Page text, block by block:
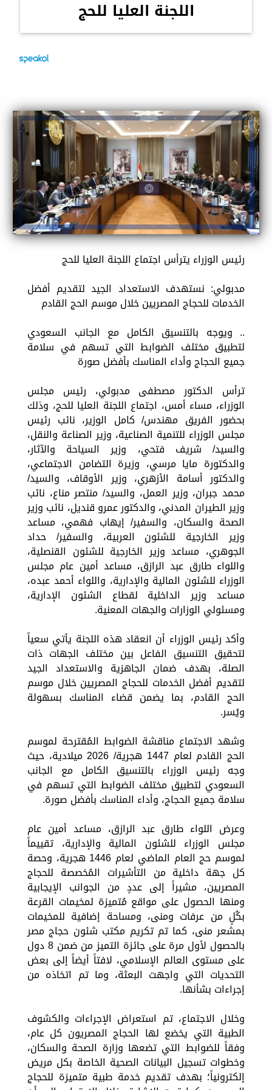
اللجنة العليا للحج
رئيس الوزراء يترأس اجتماع اللجنة العليا للحج
مدبولي: نستهدف الاستعداد الجيد لتقديم أفضل
الخدمات للحجاج المصريين خلال موسم الحج القادم
.. ويوجه بالتنسيق الكامل مع الجانب السعودي
لتطبيق مختلف الضوابط التي تسهم في سلامة
جميع الحجاج وأداء المناسك بأفضل صورة
ترأس الدكتور مصطفى مدبولي، رئيس مجلس
الوزراء، مساء أمس، اجتماع اللجنة العليا للحج، وذلك
بحضور الفريق مهندس/ كامل الوزير، نائب رئيس
مجلس الوزراء للتنمية الصناعية، وزير الصناعة والنقل،
والسيد/ شريف فتحي، وزير السياحة والآثار،
والدكتورة مايا مرسي، وزيرة التضامن الاجتماعي،
والدكتور أسامة الأزهري، وزير الأوقاف، والسيد/
محمد جبران، وزير العمل، والسيد/ منتصر مناع، نائب
وزير الطيران المدني، والدكتور عمرو قنديل، نائب وزير
الصحة والسكان، والسفير/ إيهاب فهمي، مساعد
وزير الخارجية للشئون العربية، والسفير/ حداد
الجوهري، مساعد وزير الخارجية للشئون القنصلية،
واللواء طارق عبد الرازق، مساعد أمين عام مجلس
الوزراء للشئون المالية والإدارية، واللواء أحمد عبده،
مساعد وزير الداخلية لقطاع الشئون الإدارية،
ومسئولي الوزارات والجهات المعنية.
وأكد رئيس الوزراء أن انعقاد هذه اللجنة يأتي سعياً
لتحقيق التنسيق الفاعل بين مختلف الجهات ذات
الصلة، بهدف ضمان الجاهزية والاستعداد الجيد
لتقديم أفضل الخدمات للحجاج المصريين خلال موسم
الحج القادم، بما يضمن قضاء المناسك بسهولة
ويُسر.
وشهد الاجتماع مناقشة الضوابط المُقترحة لموسم
الحج القادم لعام 1447 هجرية/ 2026 ميلادية، حيث
وجه رئيس الوزراء بالتنسيق الكامل مع الجانب
السعودي لتطبيق مختلف الضوابط التي تسهم في
سلامة جميع الحجاج، وأداء المناسك بأفضل صورة.
وعرض اللواء طارق عبد الرازق، مساعد أمين عام
مجلس الوزراء للشئون المالية والإدارية، تقييماً
لموسم حج العام الماضي لعام 1446 هجرية، وحصة
كل جهة داخلية من التأشيرات المُخصصة للحجاج
المصريين، مشيراً إلى عددٍ من الجوانب الإيجابية
ومنها الحصول على مواقع مُتميزة لمخيمات القرعة
بكُلٍ من عرفات ومنى، ومساحة إضافية للمخيمات
بمشعر منى، كما تم تكريم مكتب شئون حجاج مصر
بالحصول لأول مرة على جائزة التميز من ضمن 8 دول
على مستوى العالم الإسلامي، لافتاً أيضاً إلى بعض
التحديات التي واجهت البعثة، وما تم اتخاذه من
إجراءات بشأنها.
وخلال الاجتماع، تم استعراض الإجراءات والكشوف
الطبية التي يخضع لها الحجاج المصريون كل عام،
وفقاً للضوابط التي تضعها وزارة الصحة والسكان،
وخطوات تسجيل البيانات الصحية الخاصة بكل مريض
إلكترونياً؛ بهدف تقديم خدمة طبية متميزة للحجاج